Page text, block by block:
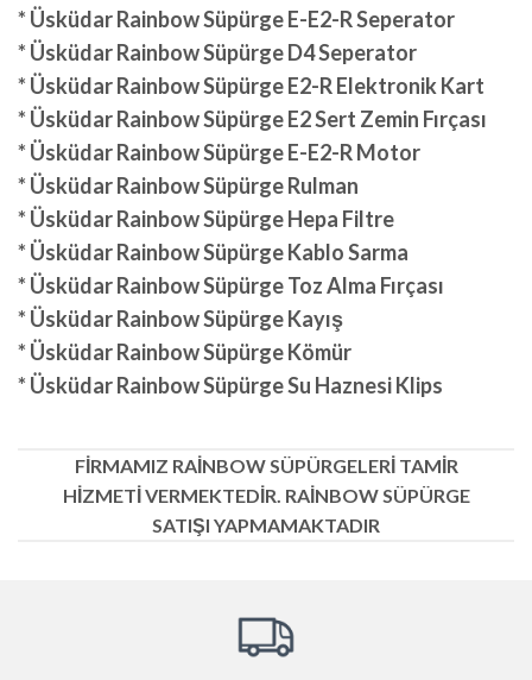
* Üsküdar Rainbow Süpürge E-E2-R Seperator
* Üsküdar Rainbow Süpürge D4 Seperator
* Üsküdar Rainbow Süpürge E2-R Elektronik Kart
* Üsküdar Rainbow Süpürge E2 Sert Zemin Fırçası
* Üsküdar Rainbow Süpürge E-E2-R Motor
* Üsküdar Rainbow Süpürge Rulman
* Üsküdar Rainbow Süpürge Hepa Filtre
* Üsküdar Rainbow Süpürge Kablo Sarma
* Üsküdar Rainbow Süpürge Toz Alma Fırçası
* Üsküdar Rainbow Süpürge Kayış
* Üsküdar Rainbow Süpürge Kömür
* Üsküdar Rainbow Süpürge Su Haznesi Klips
FİRMAMIZ RAİNBOW SÜPÜRGELERİ TAMİR
HİZMETİ VERMEKTEDİR. RAİNBOW SÜPÜRGE
SATIŞI YAPMAMAKTADIR